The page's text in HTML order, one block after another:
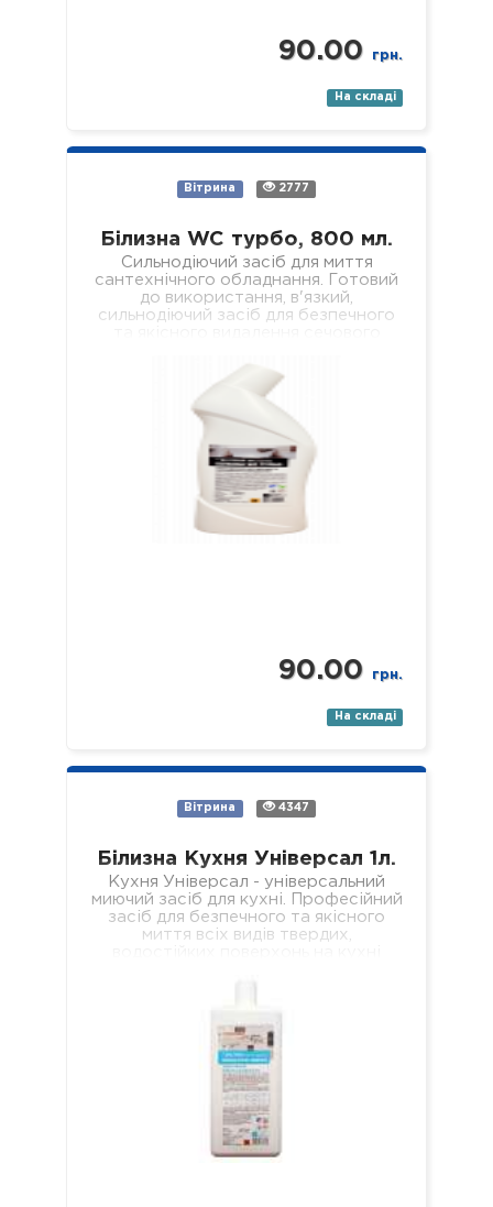
90.00 грн.
На складі
Вітрина 2777
Білизна WC турбо, 800 мл.
Сильнодіючий засіб для миття
сантехнічного обладнання. Готовий
до використання, в'язкий,
сильнодіючий засіб для безпечного
відкладень з внутрішніх поверхонь…
90.00 грн.
На складі
Вітрина 4347
Білизна Кухня Універсал 1л.
Кухня Універсал - універсальний
миючий засіб для кухні. Професійний
засіб для безпечного та якісного
миття всіх видів твердих,